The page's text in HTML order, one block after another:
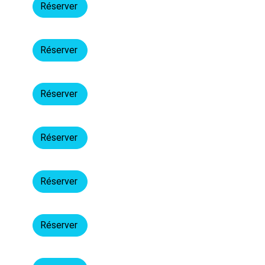
Réserver
Réserver
Réserver
Réserver
Réserver
Réserver